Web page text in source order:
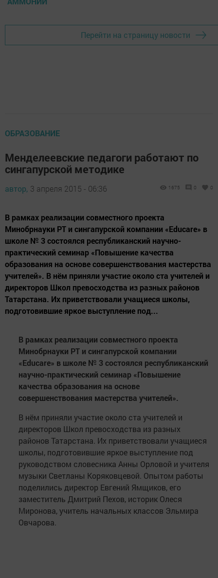
Перейти на страницу новости
ОБРАЗОВАНИЕ
Менделеевские педагоги работают по
сингапурской методике
автор, 3 апреля 2015 - 06:36 1675 0 0
В рамках реализации совместного проекта
Минобрнауки РТ и сингапурской компании «Educare» в
школе № 3 состоялся республиканский научно-
практический семинар «Повышение качества
образования на основе совершенствования мастерства
учителей». В нём приняли участие около ста учителей и
директоров Школ превосходства из разных районов
Татарстана. Их приветствовали учащиеся школы,
подготовившие яркое выступление под...
В рамках реализации совместного проекта
Минобрнауки РТ и сингапурской компании
«Educare» в школе № 3 состоялся республиканский
научно-практический семинар «Повышение
качества образования на основе
совершенствования мастерства учителей».
В нём приняли участие около ста учителей и
директоров Школ превосходства из разных
районов Татарстана. Их приветствовали учащиеся
школы, подготовившие яркое выступление под
руководством словесника Анны Орловой и учителя
музыки Светланы Коряковцевой. Опытом работы
поделились директор Евгений Ямщиков, его
заместитель Дмитрий Пехов, историк Олеся
Миронова, учитель начальных классов Эльмира
Овчарова.